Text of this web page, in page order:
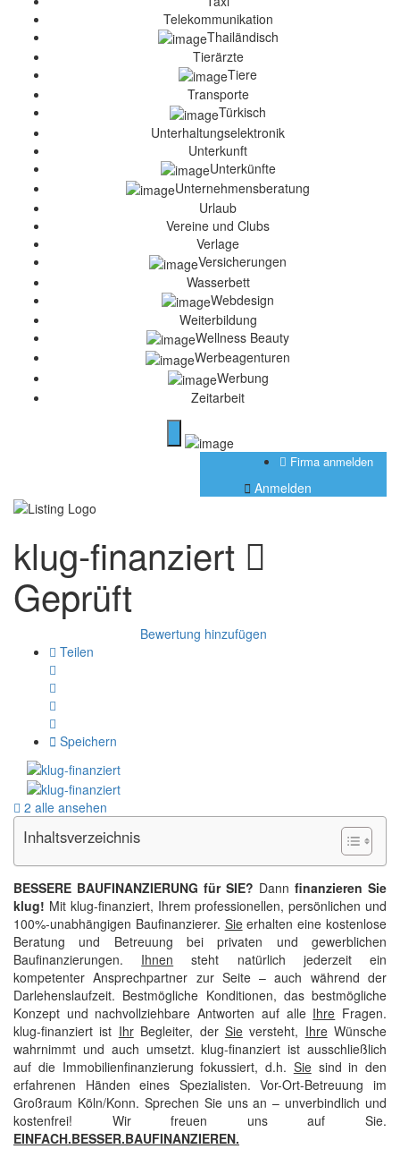
Telekommunikation
Thailändisch
Tierärzte
Tiere
Transporte
Türkisch
Unterhaltungselektronik
Unterkunft
Unterkünfte
Unternehmensberatung
Urlaub
Vereine und Clubs
Verlage
Versicherungen
Wasserbett
Webdesign
Weiterbildung
Wellness Beauty
Werbeagenturen
Werbung
Zeitarbeit
Firma anmelden
Anmelden
klug-finanziert
Geprüft
Bewertung hinzufügen
Teilen
Speichern
2 alle ansehen
Inhaltsverzeichnis
BESSERE BAUFINANZIERUNG für SIE? Dann finanzieren Sie
klug! Mit klug-finanziert, Ihrem professionellen, persönlichen und
100%-unabhängigen Baufinanzierer. Sieerhalten eine kostenlose
Beratung und Betreuung bei privaten und gewerblichen
Baufinanzierungen. Ihnen steht natürlich jederzeit ein
kompetenter Ansprechpartner zur Seite – auch während der
Darlehenslaufzeit. Bestmögliche Konditionen, das bestmögliche
Konzept und nachvollziehbare Antworten auf alle Ihre Fragen.
klug-finanziert ist IhrBegleiter, der Sieversteht, IhreWünsche
wahrnimmt und auch umsetzt. klug-finanziert ist ausschließlich
auf die Immobilienfinanzierung fokussiert, d.h. Siesind in den
erfahrenen Händen eines Spezialisten. Vor-Ort-Betreuung im
Großraum Köln/Konn. Sprechen Sie uns an – unverbindlich und
kostenfrei! Wir freuen uns auf Sie.
EINFACH.BESSER.BAUFINANZIEREN.